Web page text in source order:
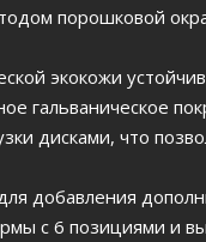
порошковой
экокожи
гальваническое
дисками, что
добавления
с 6 позициями и